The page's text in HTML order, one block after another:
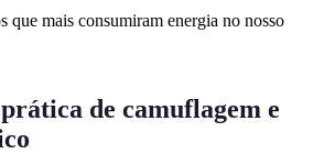
que mais consumiram energia no nosso
de camuflagem e